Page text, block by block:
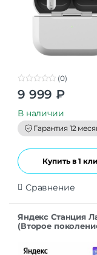
0
o
t
o
f
5
(0)
9 999 ₽
В наличии
Гарантия 12
Купить в 1
Сравнение
Яндекс Станция
(Второе